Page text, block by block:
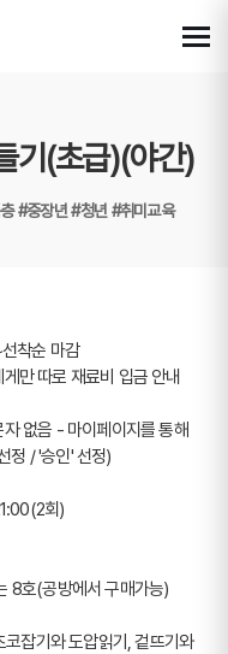
기(초급)(야간)
#중장년#청년#취미교육
착순 마감
만 따로 재료비 입금 안내
없음 - 마이페이지를 통해
정 / '승인' 선정)
회)
호(공방에서 구매가능)
잡기와 도압읽기, 겉뜨기와